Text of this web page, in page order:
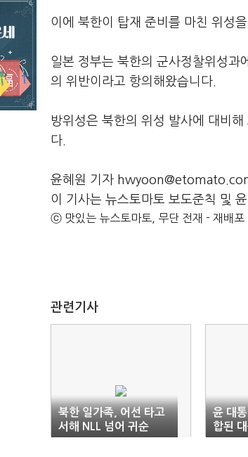
이에 북한이 탑재 준비를 마친 위성
일본 정부는 북한의 군사정찰위성과
의 위반이라고 항의해왔습니다.
방위성은 북한의 위성 발사에 대비
다.
윤혜원 기자
이 기사는 뉴스토마토 보도준칙 및
ⓒ 맛있는 뉴스토마토, 무단 전재 - 재배포
관련기사
북한 일가족, 어선 타고
서해 NLL 넘어 귀순
윤 대
합된
의 우